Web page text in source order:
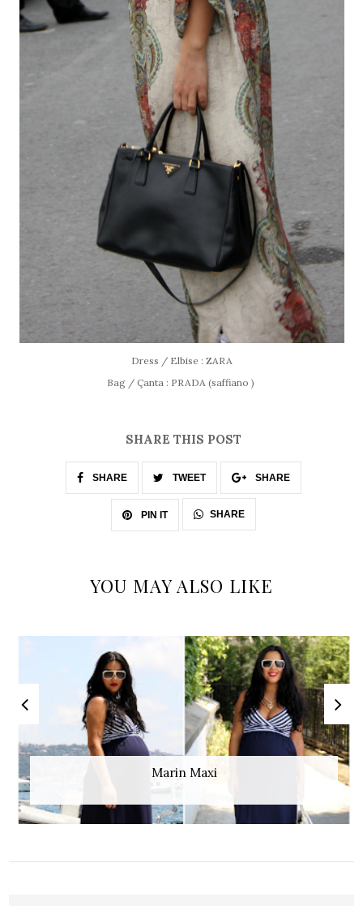
Dress / Elbise : ZARA
Bag / Çanta : PRADA (saffiano )
SHARE THIS POST
SHARE TWEET SHARE
PIN IT SHARE
YOU MAY ALSO LIKE
Marin Maxi